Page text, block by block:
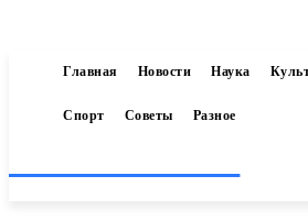
Главная Новости Наука
Спорт Советы Разное